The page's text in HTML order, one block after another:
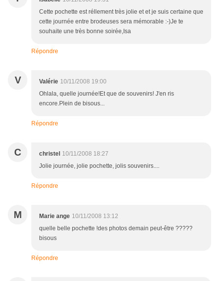
Cette pochette est réllement très jolie et et je suis certaine que
cette journée entre brodeuses sera mémorable :-)Je te
souhaite une très bonne soirée,Isa
Répondre
V Valérie 10/11/2008 19:00
Ohlala, quelle journée!Et que de souvenirs! J'en ris
encore.Plein de bisous...
Répondre
C christel 10/11/2008 18:27
Jolie journée, jolie pochette, jolis souvenirs....
Répondre
M Marie ange 10/11/2008 13:12
quelle belle pochette !des photos demain peut-être ?????
bisous
Répondre